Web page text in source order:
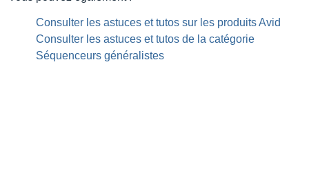
Consulter les astuces et tutos sur les produits Avid
Consulter les astuces et tutos de la catégorie
Séquenceurs généralistes